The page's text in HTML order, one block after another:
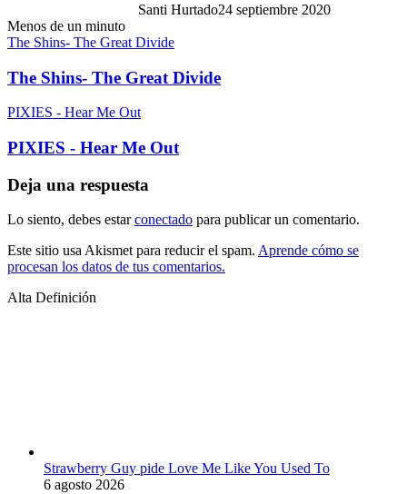
Santi Hurtado24 septiembre 2020
Menos de un minuto
The Shins- The Great Divide
The Shins- The Great Divide
PIXIES - Hear Me Out
PIXIES - Hear Me Out
Deja una respuesta
Lo siento, debes estarconectado para publicar un comentario.
Este sitio usa Akismet para reducir el spam. Aprende cómo se
procesan los datos de tus comentarios.
Alta Definición
Strawberry Guy pide Love Me Like You Used To
6 agosto 2026